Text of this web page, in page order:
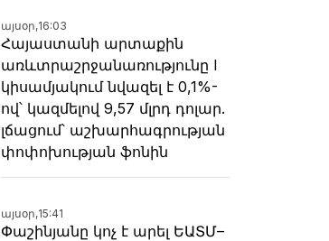
այսօր,16:03
Հայաստանի արտաքին
առևտրաշրջանառությունը I
կիսամյակում նվազել է 0,1%-
ով՝ կազմելով 9,57 մլրդ դոլար.
լճացում՝ աշխարհագրության
փոփոխության ֆոնին
այսօր,15:41
Փաշինյանը կոչ է արել ԵԱՏՄ–